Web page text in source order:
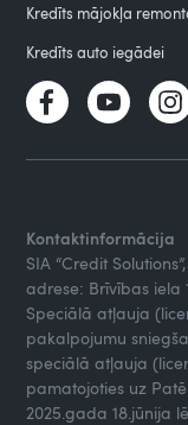
Kredīts mājokļa
Kredīts auto iegādei
Kontaktinformācija
SIA “Credit
adrese: Brīvības iela
Speciālā atļauja
pakalpojumu
speciālā atļauja
pamatojoties uz
2025.gada 18.jūnija